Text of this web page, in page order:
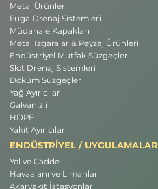
Metal Ürünler
Fuga Drenaj Sistemleri
Müdahale Kapakları
Metal Izgaralar & Peyzaj Ürünleri
Endüstriyel Mutfak Süzgeçler
Slot Drenaj Sistemleri
Döküm Süzgeçler
Yağ Ayırıcılar
Galvanizli
HDPE
Yakıt Ayırıcılar
ENDÜSTRİYEL / UYGULAMALAR
Yol ve Cadde
Havaalanı ve Limanlar
Akaryakıt İstasyonları